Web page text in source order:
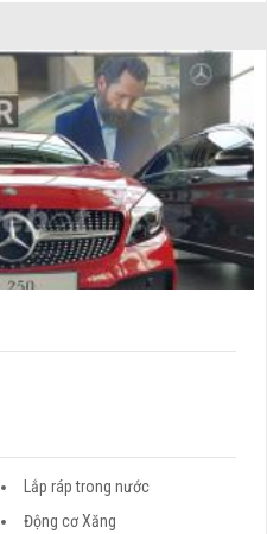
Lắp ráp trong nước
Động cơ Xăng